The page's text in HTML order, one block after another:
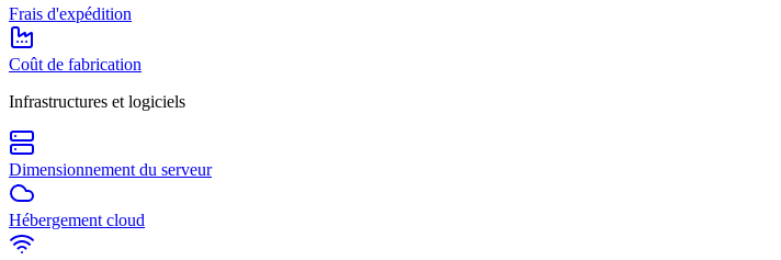
Frais d'expédition
Coût de fabrication
Infrastructures et logiciels
Dimensionnement du serveur
Hébergement cloud